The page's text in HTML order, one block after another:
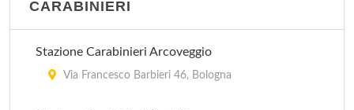
CARABINIERI
Stazione Carabinieri Arcoveggio
Via Francesco Barbieri 46, Bologna